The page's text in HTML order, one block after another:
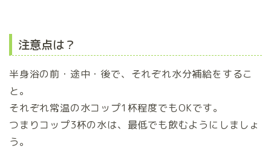
注意点は？
半身浴の前・途中・後で、それぞれ水分補給をするこ
と。
それぞれ常温の水コップ1杯程度でもOKです。
つまりコップ3杯の水は、最低でも飲むようにしましょ
う。